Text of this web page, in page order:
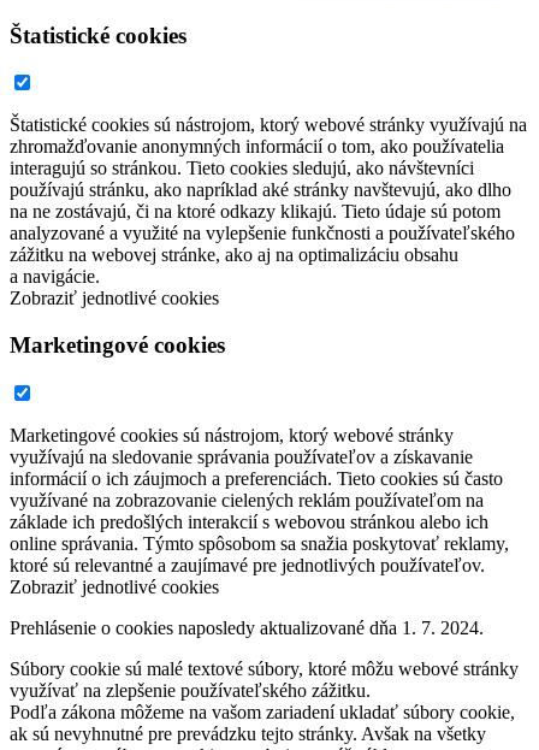
Štatistické cookies
Štatistické cookies sú nástrojom, ktorý webové stránky využívajú na
zhromažďovanie anonymných informácií o tom, ako používatelia
interagujú so stránkou. Tieto cookies sledujú, ako návštevníci
používajú stránku, ako napríklad aké stránky navštevujú, ako dlho
na ne zostávajú, či na ktoré odkazy klikajú. Tieto údaje sú potom
analyzované a využité na vylepšenie funkčnosti a používateľského
zážitku na webovej stránke, ako aj na optimalizáciu obsahu
a navigácie.
Zobraziť jednotlivé cookies
Marketingové cookies
Marketingové cookies sú nástrojom, ktorý webové stránky
využívajú na sledovanie správania používateľov a získavanie
informácií o ich záujmoch a preferenciách. Tieto cookies sú často
využívané na zobrazovanie cielených reklám používateľom na
základe ich predošlých interakcií s webovou stránkou alebo ich
online správania. Týmto spôsobom sa snažia poskytovať reklamy,
ktoré sú relevantné a zaujímavé pre jednotlivých používateľov.
Zobraziť jednotlivé cookies
Prehlásenie o cookies naposledy aktualizované dňa 1. 7. 2024.
Súbory cookie sú malé textové súbory, ktoré môžu webové stránky
využívať na zlepšenie používateľského zážitku.
Podľa zákona môžeme na vašom zariadení ukladať súbory cookie,
ak sú nevyhnutné pre prevádzku tejto stránky. Avšak na všetky